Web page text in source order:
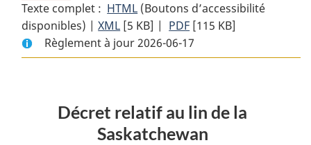
Texte complet : HTML Texte
complet
:
Décret
lin
de
(Boutons d’accessibilité
disponibles) |XML Texte
complet
:
au
lin
[5 KB] | PDF Texte
complet
:
au
lin
[115 KB]
Règlement à jour 2026-06-17
Décret relatif au lin de la
Saskatchewan